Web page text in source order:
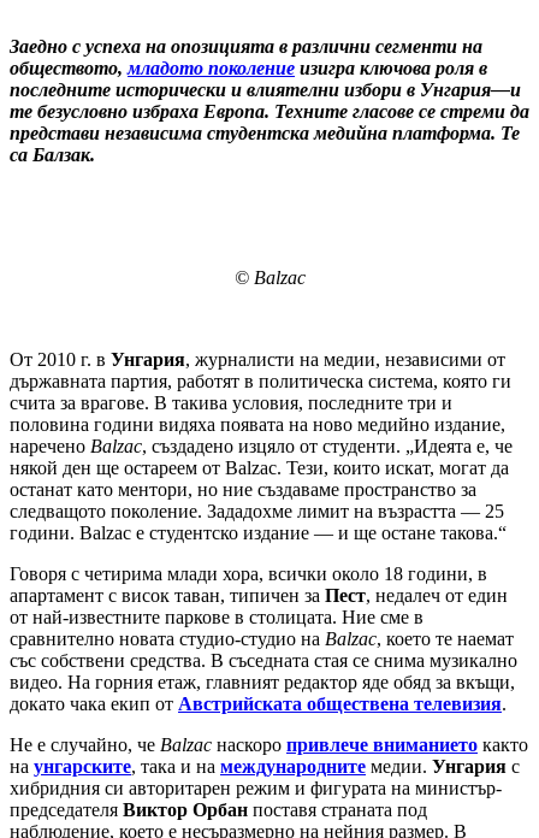
Заедно с успеха на опозицията в различни сегменти на
обществото,младото поколение изигра ключова роля в
последните исторически и влиятелни избори в Унгария—и
те безусловно избраха Европа. Техните гласове се стреми да
представи независима студентска медийна платформа. Те
са Балзак.
© Balzac
От 2010 г. в Унгария, журналисти на медии, независими от
държавната партия, работят в политическа система, която ги
счита за врагове. В такива условия, последните три и
половина години видяха появата на ново медийно издание,
наречено Balzac, създадено изцяло от студенти. „Идеята е, че
някой ден ще остареем от Balzac. Тези, които искат, могат да
останат като ментори, но ние създаваме пространство за
следващото поколение. Зададохме лимит на възрастта — 25
години. Balzac е студентско издание — и ще остане такова.“
Говоря с четирима млади хора, всички около 18 години, в
апартамент с висок таван, типичен за Пест, недалеч от един
от най-известните паркове в столицата. Ние сме в
сравнително новата студио-студио на Balzac, което те наемат
със собствени средства. В съседната стая се снима музикално
видео. На горния етаж, главният редактор яде обяд за вкъщи,
докато чака екип от Австрийската обществена телевизия.
Не е случайно, че Balzac наскоро привлече вниманието както
на унгарските, така и на международните медии. Унгария с
хибридния си авторитарен режим и фигурата на министър-
председателя Виктор Орбан поставя страната под
наблюдение, което е несъразмерно на нейния размер. В